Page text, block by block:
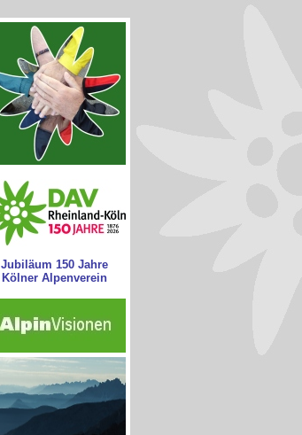
Jubiläum 150 Jahre
Kölner Alpenverein